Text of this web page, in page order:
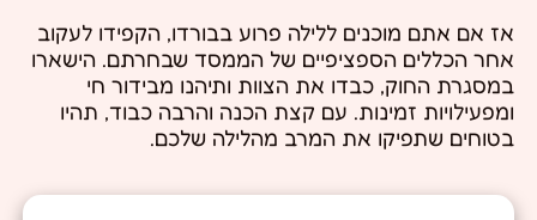
אז אם אתם מוכנים ללילה פרוע בבורדו, הקפידו לעקוב
אחר הכללים הספציפיים של הממסד שבחרתם. הישארו
במסגרת החוק, כבדו את הצוות ותיהנו מבידור חי
ומפעילויות זמינות. עם קצת הכנה והרבה כבוד, תהיו
בטוחים שתפיקו את המרב מהלילה שלכם.